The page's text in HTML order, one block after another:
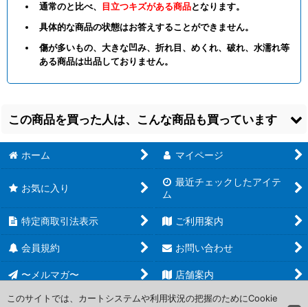
通常のと比べ、 目立つキズがある商品となります。
具体的な商品の状態はお答えすることができません。
傷が多いもの、大きな凹み、折れ目、めくれ、破れ、水濡れ等
ある商品は出品しておりません。
この商品を買った人は、こんな商品も買っています
【OP-EB01】うるせ
ェ!!!いこう!!!!【C】
[ 【赤】/EB01-009
20円 (税込)
【OP-04】トニートニ
ー・チョッパー【C】
【赤】/OP04-010 ]
(税込)
【OP-16】モンキー・
Ｄ・ルフィ【L】
青/OP16-022
30
ホーム マイページ
お気に入り
最近チェックしたアイテ
ム
特定商取引法表示 ご利用案内
会員規約 お問い合わせ
〜メルマガ〜 店舗案内
このサイトでは、カートシステムや利用状況の把握のためにCookie